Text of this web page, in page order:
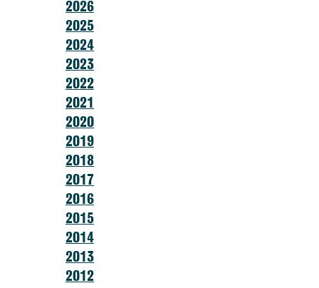
2026
2025
2024
2023
2022
2021
2020
2019
2018
2017
2016
2015
2014
2013
2012